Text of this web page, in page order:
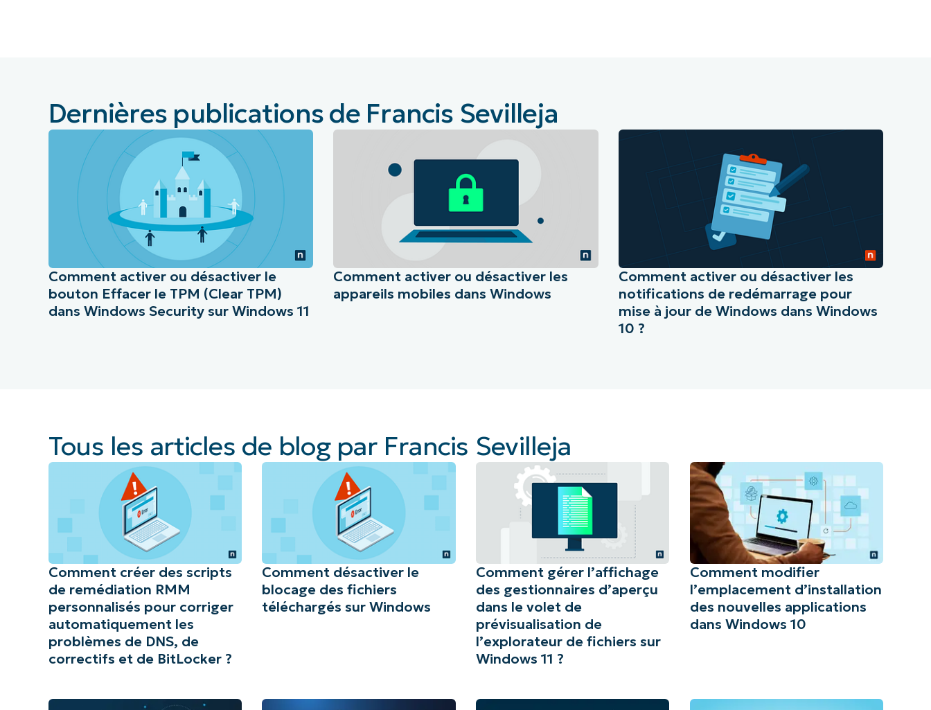
Dernières publications de Francis Sevilleja
Comment activer ou désactiver le
bouton Effacer le TPM (Clear TPM)
dans Windows Security sur Windows 11
Comment activer ou désactiver les
appareils mobiles dans Windows
Comment activer ou désactiver les
notifications de redémarrage pour
mise à jour de Windows dans Windows
10 ?
Tous les articles de blog par Francis Sevilleja
Comment créer des scripts
de remédiation RMM
personnalisés pour corriger
automatiquement les
problèmes de DNS, de
correctifs et de BitLocker ?
Comment désactiver le
blocage des fichiers
téléchargés sur Windows
Comment gérer l’affichage
des gestionnaires d’aperçu
dans le volet de
prévisualisation de
l’explorateur de fichiers sur
Windows 11 ?
Comment modifier
l’emplacement d’installation
des nouvelles applications
dans Windows 10